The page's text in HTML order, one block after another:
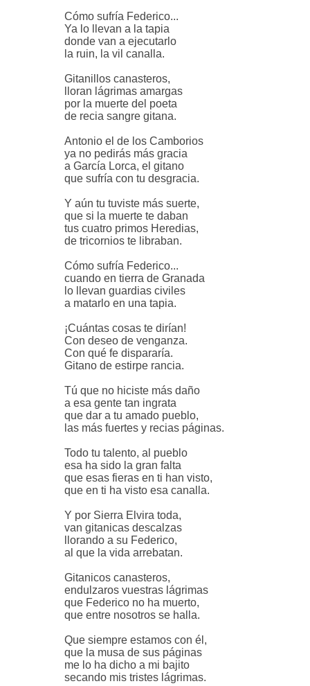
Cómo sufría Federico...
Ya lo llevan a la tapia
donde van a ejecutarlo
la ruin, la vil canalla.
Gitanillos canasteros,
lloran lágrimas amargas
por la muerte del poeta
de recia sangre gitana.
Antonio el de los Camborios
ya no pedirás más gracia
a García Lorca, el gitano
que sufría con tu desgracia.
Y aún tu tuviste más suerte,
que si la muerte te daban
tus cuatro primos Heredias,
de tricornios te libraban.
Cómo sufría Federico...
cuando en tierra de Granada
lo llevan guardias civiles
a matarlo en una tapia.
¡Cuántas cosas te dirían!
Con deseo de venganza.
Con qué fe dispararía.
Gitano de estirpe rancia.
Tú que no hiciste más daño
a esa gente tan ingrata
que dar a tu amado pueblo,
las más fuertes y recias páginas.
Todo tu talento, al pueblo
esa ha sido la gran falta
que esas fieras en ti han visto,
que en ti ha visto esa canalla.
Y por Sierra Elvira toda,
van gitanicas descalzas
llorando a su Federico,
al que la vida arrebatan.
Gitanicos canasteros,
endulzaros vuestras lágrimas
que Federico no ha muerto,
que entre nosotros se halla.
Que siempre estamos con él,
que la musa de sus páginas
me lo ha dicho a mi bajito
secando mis tristes lágrimas.